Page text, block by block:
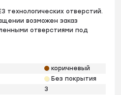
технологических отверстий.
возможен заказ
отверстиями под
коричневый
Без покрытия
3